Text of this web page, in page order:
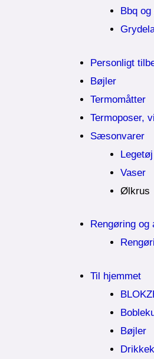
Bbq og
Personligt
Bøjler
Termomåtter
Termoposer,
Sæsonvarer
Legetøj
Vaser
Ølkrus
Rengøring og
Til hjemmet
Bøjler